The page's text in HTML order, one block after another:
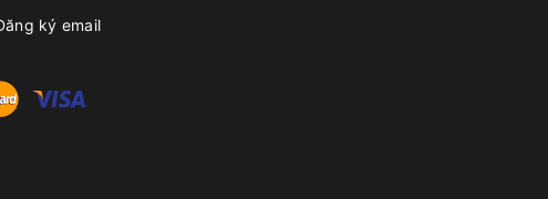
ký email